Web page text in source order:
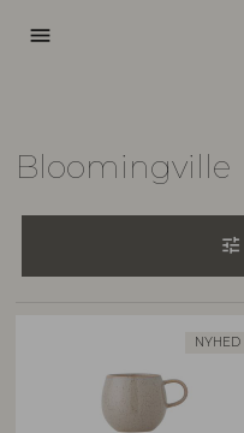
menu
Bloomingville
tune
NYHED